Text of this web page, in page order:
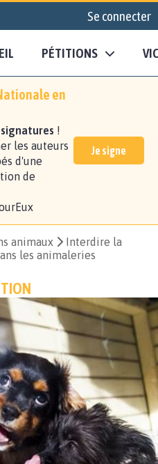
Se connecter
PÉTITIONS
en
!
les auteurs
d'une
de
Je signe
animaux
Interdire la
les animaleries